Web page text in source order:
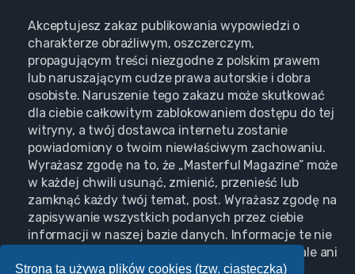
Strona ta używa plików cookies (tzw. ciasteczka)
Akceptujesz zakaz publikowania wypowiedzi o
charakterze obraźliwym, oszczerczym,
propagującym treści niezgodne z polskim prawem
lub naruszającym cudze prawa autorskie i dobra
osobiste. Naruszenie tego zakazu może skutkować
dla ciebie całkowitym zablokowaniem dostępu do tej
witryny, a twój dostawca internetu zostanie
powiadomiony o twoim niewłaściwym zachowaniu.
Wyrażasz zgodę na to, że „Masterful Magazine” może
w każdej chwili usunąć, zmienić, przenieść lub
zamknąć każdy twój temat, post. Wyrażasz zgodę na
zapisywanie wszystkich podanych przez ciebie
informacji w naszej bazie danych. Informacje te nie
będą przekazywane nikomu bez twojej zgody, ale ani
„Masterful Magazine”, ani phpBB nie ponosi